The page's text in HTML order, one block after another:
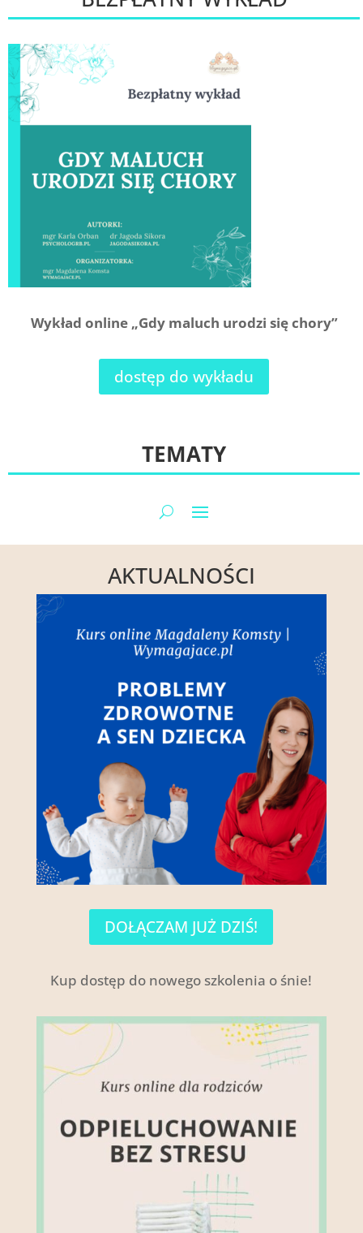
Wykład online „Gdy maluch urodzi się chory”
dostęp do wykładu
TEMATY
AKTUALNOŚCI
DOŁĄCZAM JUŻ DZIŚ!
Kup dostęp do nowego szkolenia o śnie!